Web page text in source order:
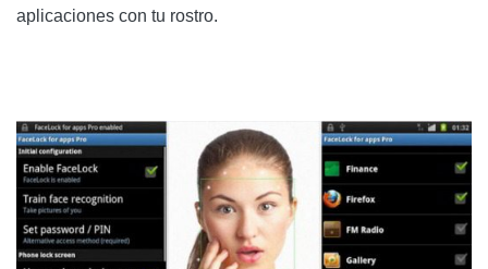
aplicaciones con tu rostro.